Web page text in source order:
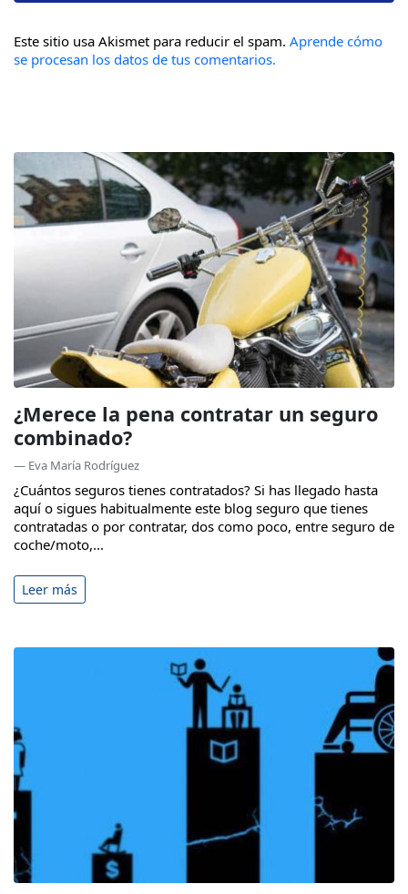
Este sitio usa Akismet para reducir el spam. Aprende cómo
se procesan los datos de tus comentarios.
¿Merece la pena contratar un seguro
combinado?
— Eva María Rodríguez
¿Cuántos seguros tienes contratados? Si has llegado hasta
aquí o sigues habitualmente este blog seguro que tienes
contratadas o por contratar, dos como poco, entre seguro de
coche/moto,...
Leer más